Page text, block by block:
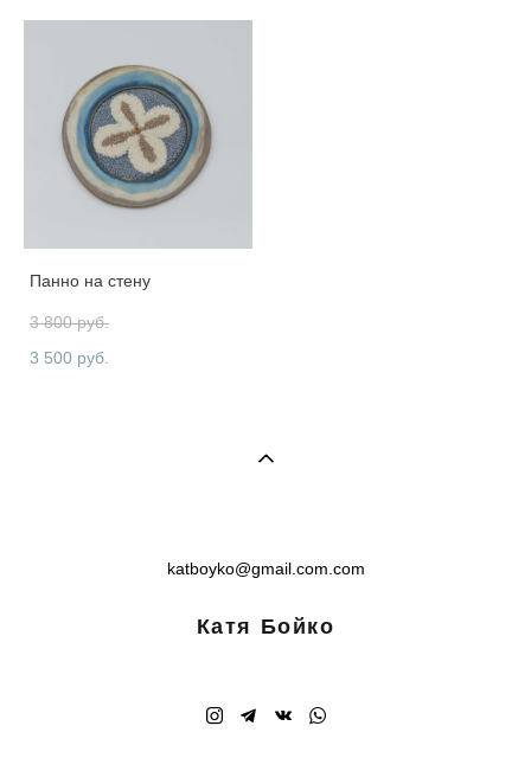
Панно на стену
3 800 pуб.
3 500 pуб.
katboyko@gmail.com.com
Катя Бойко